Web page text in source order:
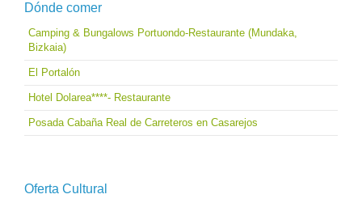
Dónde comer
Camping & Bungalows Portuondo-Restaurante (Mundaka,
Bizkaia)
El Portalón
Hotel Dolarea****- Restaurante
Posada Cabaña Real de Carreteros en Casarejos
Oferta Cultural